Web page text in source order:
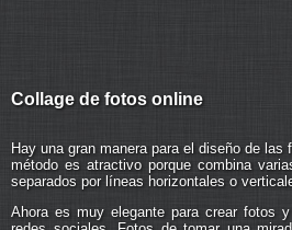
Collage de fotos online
Hay una gran manera para el diseño de las
método es atractivo porque combina
separados por líneas horizontales o
Ahora es muy elegante para crear fotos